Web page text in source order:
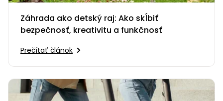
Záhrada ako detský raj: Ako skĺbiť
bezpečnosť, kreativitu a funkčnosť
Prečítať článok